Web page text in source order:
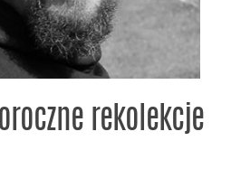
rekolekcje